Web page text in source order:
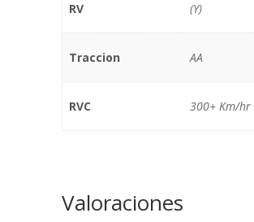
RV (Y)
Traccion AA
RVC 300+ Km/hr
Valoraciones